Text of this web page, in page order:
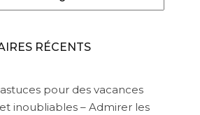
RÉCENTS
pour des vacances
inoubliables – Admirer les